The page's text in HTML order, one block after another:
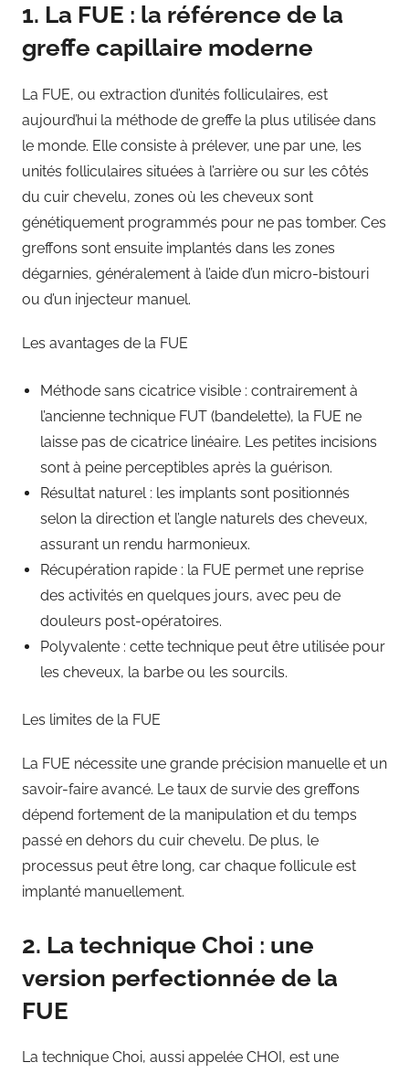
1. La FUE : la référence de la
greffe capillaire moderne
La FUE, ou extraction d’unités folliculaires, est
aujourd’hui la méthode de greffe la plus utilisée dans
le monde. Elle consiste à prélever, une par une, les
unités folliculaires situées à l’arrière ou sur les côtés
du cuir chevelu, zones où les cheveux sont
génétiquement programmés pour ne pas tomber. Ces
greffons sont ensuite implantés dans les zones
dégarnies, généralement à l’aide d’un micro-bistouri
ou d’un injecteur manuel.
Les avantages de la FUE
Méthode sans cicatrice visible : contrairement à
l’ancienne technique FUT (bandelette), la FUE ne
laisse pas de cicatrice linéaire. Les petites incisions
sont à peine perceptibles après la guérison.
Résultat naturel : les implants sont positionnés
selon la direction et l’angle naturels des cheveux,
assurant un rendu harmonieux.
Récupération rapide : la FUE permet une reprise
des activités en quelques jours, avec peu de
douleurs post-opératoires.
Polyvalente : cette technique peut être utilisée pour
les cheveux, la barbe ou les sourcils.
Les limites de la FUE
La FUE nécessite une grande précision manuelle et un
savoir-faire avancé. Le taux de survie des greffons
dépend fortement de la manipulation et du temps
passé en dehors du cuir chevelu. De plus, le
processus peut être long, car chaque follicule est
implanté manuellement.
2. La technique Choi : une
version perfectionnée de la
FUE
La technique Choi, aussi appelée CHOI, est une